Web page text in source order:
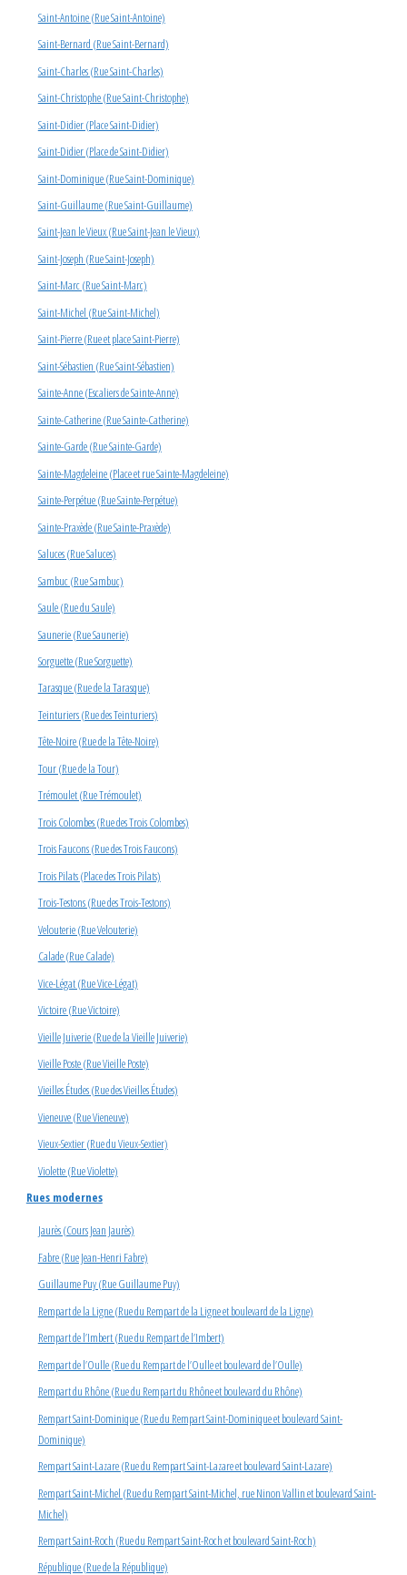
Saint-Antoine (Rue Saint-Antoine)
Saint-Bernard (Rue Saint-Bernard)
Saint-Charles (Rue Saint-Charles)
Saint-Christophe (Rue Saint-Christophe)
Saint-Didier (Place Saint-Didier)
Saint-Didier (Place de Saint-Didier)
Saint-Dominique (Rue Saint-Dominique)
Saint-Guillaume (Rue Saint-Guillaume)
Saint-Jean le Vieux (Rue Saint-Jean le Vieux)
Saint-Joseph (Rue Saint-Joseph)
Saint-Marc (Rue Saint-Marc)
Saint-Michel (Rue Saint-Michel)
Saint-Pierre (Rue et place Saint-Pierre)
Saint-Sébastien (Rue Saint-Sébastien)
Sainte-Anne (Escaliers de Sainte-Anne)
Sainte-Catherine (Rue Sainte-Catherine)
Sainte-Garde (Rue Sainte-Garde)
Sainte-Magdeleine (Place et rue Sainte-Magdeleine)
Sainte-Perpétue (Rue Sainte-Perpétue)
Sainte-Praxède (Rue Sainte-Praxède)
Saluces (Rue Saluces)
Sambuc (Rue Sambuc)
Saule (Rue du Saule)
Saunerie (Rue Saunerie)
Sorguette (Rue Sorguette)
Tarasque (Rue de la Tarasque)
Teinturiers (Rue des Teinturiers)
Tête-Noire (Rue de la Tête-Noire)
Tour (Rue de la Tour)
Trémoulet (Rue Trémoulet)
Trois Colombes (Rue des Trois Colombes)
Trois Faucons (Rue des Trois Faucons)
Trois Pilats (Place des Trois Pilats)
Trois-Testons (Rue des Trois-Testons)
Velouterie (Rue Velouterie)
Calade (Rue Calade)
Vice-Légat (Rue Vice-Légat)
Victoire (Rue Victoire)
Vieille Juiverie (Rue de la Vieille Juiverie)
Vieille Poste (Rue Vieille Poste)
Vieilles Études (Rue des Vieilles Études)
Vieneuve (Rue Vieneuve)
Vieux-Sextier (Rue du Vieux-Sextier)
Violette (Rue Violette)
Rues modernes
Jaurès (Cours Jean Jaurès)
Fabre (Rue Jean-Henri Fabre)
Guillaume Puy (Rue Guillaume Puy)
Rempart de la Ligne (Rue du Rempart de la Ligne et boulevard de la Ligne)
Rempart de l’Imbert (Rue du Rempart de l’Imbert)
Rempart de l’Oulle (Rue du Rempart de l’Oulle et boulevard de l’Oulle)
Rempart du Rhône (Rue du Rempart du Rhône et boulevard du Rhône)
Rempart Saint-Dominique (Rue du Rempart Saint-Dominique et boulevard Saint-
Dominique)
Rempart Saint-Lazare (Rue du Rempart Saint-Lazare et boulevard Saint-Lazare)
Rempart Saint-Michel (Rue du Rempart Saint-Michel, rue Ninon Vallin et boulevard Saint-
Michel)
Rempart Saint-Roch (Rue du Rempart Saint-Roch et boulevard Saint-Roch)
République (Rue de la République)